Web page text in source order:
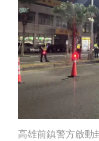
高雄前鎮警方啟動